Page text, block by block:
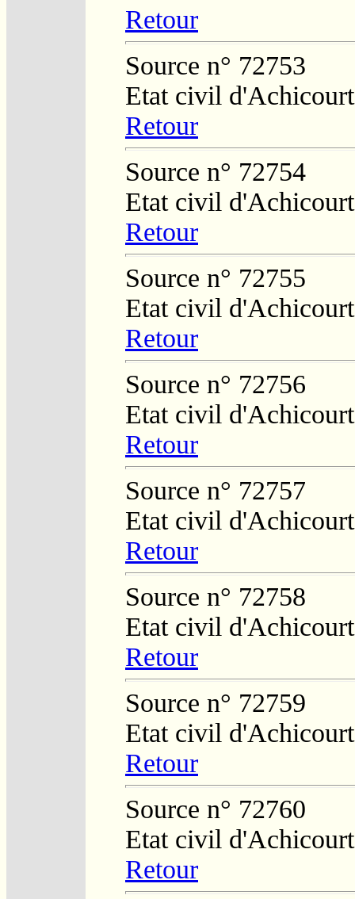
Retour
Source n° 72753
Etat civil d'Achicourt
Retour
Source n° 72754
Etat civil d'Achicourt
Retour
Source n° 72755
Etat civil d'Achicourt
Retour
Source n° 72756
Etat civil d'Achicourt
Retour
Source n° 72757
Etat civil d'Achicourt
Retour
Source n° 72758
Etat civil d'Achicourt
Retour
Source n° 72759
Etat civil d'Achicourt
Retour
Source n° 72760
Etat civil d'Achicourt
Retour